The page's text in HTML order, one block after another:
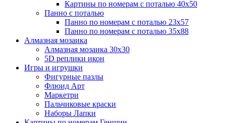
Картины по номерам с поталью 40х50
Панно с поталью
Панно по номерам с поталью 23х57
Панно по номерам с поталью 35х88
Алмазная мозаика
Алмазная мозаика 30х30
5D реплики икон
Игры и игрушки
Фигурные пазлы
Флюид Арт
Маркетри
Пальчиковые краски
Наборы Лапки